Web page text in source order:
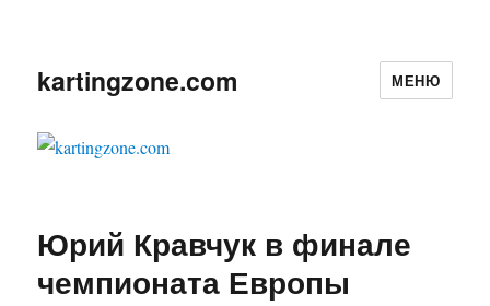
kartingzone.com МЕНЮ
Юрий Кравчук в финале
чемпионата Европы